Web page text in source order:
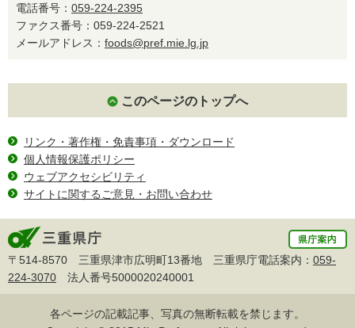
電話番号： 059-224-2395
ファクス番号：059-224-2521
メールアドレス： foods@pref.mie.lg.jp
このページのトップへ
リンク・著作権・免責事項・ダウンロード
個人情報保護ポリシー
ウェブアクセシビリティ
サイトに関するご意見・お問い合わせ
〒514-8570 三重県津市広明町13番地 三重県庁電話案内： 059-
224-3070 法人番号5000020240001
各ページの記載記事、写真の無断転載を禁じます。